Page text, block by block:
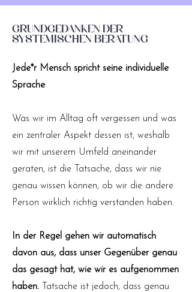
Grundgedanken der
systemischen Beratung
Jede*r Mensch spricht seine individuelle
Sprache
Was wir im Alltag oft vergessen und was
ein zentraler Aspekt dessen ist, weshalb
wir mit unserem Umfeld aneinander
geraten, ist die Tatsache, dass wir nie
genau wissen können, ob wir die andere
Person wirklich richtig verstanden haben.
In der Regel gehen wir automatisch
davon aus, dass unser Gegenüber genau
das gesagt hat, wie wir es aufgenommen
haben. Tatsache ist jedoch, dass genau